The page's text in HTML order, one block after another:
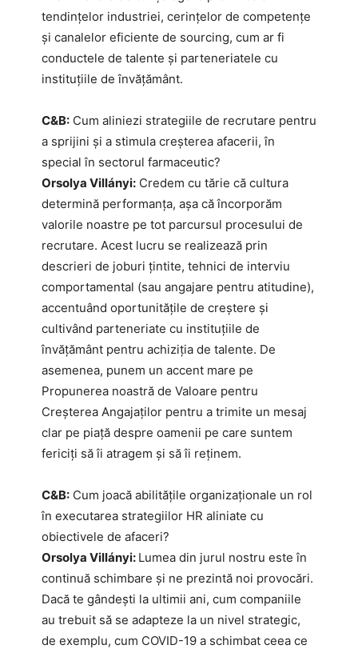
tendințelor industriei, cerințelor de competențe
și canalelor eficiente de sourcing, cum ar fi
conductele de talente și parteneriatele cu
instituțiile de învățământ.
C&B: Cum aliniezi strategiile de recrutare pentru
a sprijini și a stimula creșterea afacerii, în
special în sectorul farmaceutic?
Orsolya Villányi: Credem cu tărie că cultura
determină performanța, așa că încorporăm
valorile noastre pe tot parcursul procesului de
recrutare. Acest lucru se realizează prin
descrieri de joburi țintite, tehnici de interviu
comportamental (sau angajare pentru atitudine),
accentuând oportunitățile de creștere și
cultivând parteneriate cu instituțiile de
învățământ pentru achiziția de talente. De
asemenea, punem un accent mare pe
Propunerea noastră de Valoare pentru
Creșterea Angajaților pentru a trimite un mesaj
clar pe piață despre oamenii pe care suntem
fericiți să îi atragem și să îi reținem.
C&B: Cum joacă abilitățile organizaționale un rol
în executarea strategiilor HR aliniate cu
obiectivele de afaceri?
Orsolya Villányi: Lumea din jurul nostru este în
continuă schimbare și ne prezintă noi provocări.
Dacă te gândești la ultimii ani, cum companiile
au trebuit să se adapteze la un nivel strategic,
de exemplu, cum COVID-19 a schimbat ceea ce